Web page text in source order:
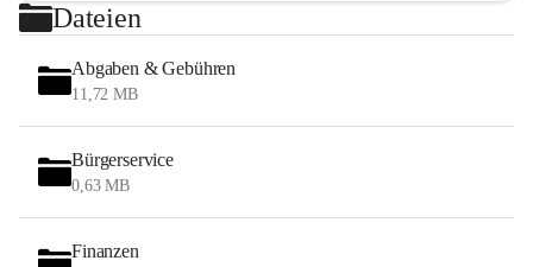
Dateien
Abgaben & Gebühren
11,72 MB
Bürgerservice
0,63 MB
Finanzen